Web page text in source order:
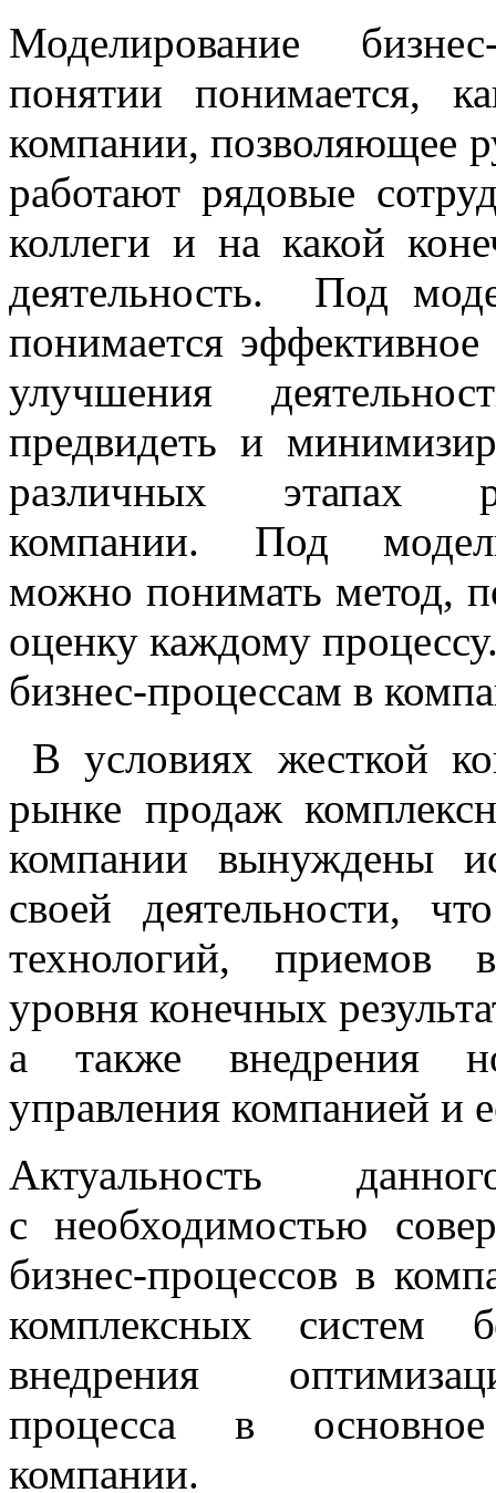
Моделирование
понятии понимается,
компании, позволяющее
работают рядовые
коллеги и на какой
деятельность. Под
понимается
улучшения
предвидеть и
различных этапах
компании. Под
можно понимать метод,
оценку каждому
бизнес-процессам в
В условиях жесткой
рынке продаж
компании вынуждены
своей деятельности,
технологий, приемов
уровня конечных
а также внедрения
управления компанией и
Актуальность
с необходимостью
бизнес-процессов в
комплексных систем
внедрения
процесса в
компании.